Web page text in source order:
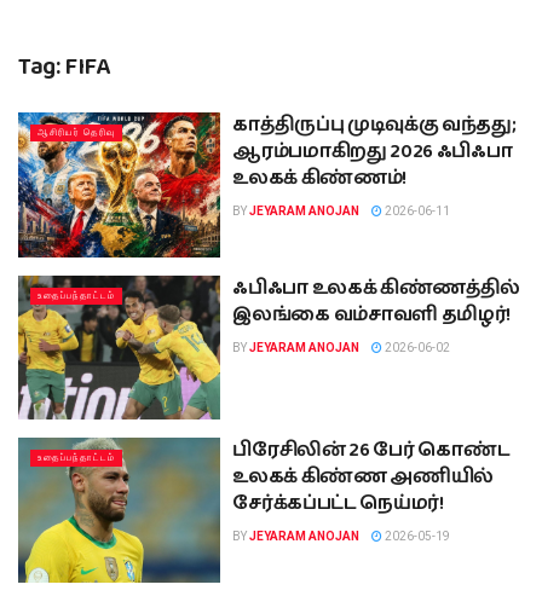
Tag:FIFA
ஆசிரியர் தெரிவு
காத்திருப்பு முடிவுக்கு வந்தது;
ஆரம்பமாகிறது 2026 ஃபிஃபா
உலகக் கிண்ணம்!
BYJEYARAM ANOJAN 2026-06-11
உதைப்பந்தாட்டம்
ஃபிஃபா உலகக் கிண்ணத்தில்
இலங்கை வம்சாவளி தமிழர்!
BYJEYARAM ANOJAN 2026-06-02
உதைப்பந்தாட்டம்
பிரேசிலின் 26 பேர் கொண்ட
உலகக் கிண்ண அணியில்
சேர்க்கப்பட்ட நெய்மர்!
BYJEYARAM ANOJAN 2026-05-19